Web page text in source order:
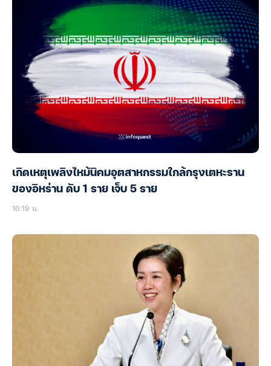
เกิดเหตุเพลิงไหม้นิคมอุตสาหกรรมใกล้กรุงเตหะราน
ของอิหร่าน ดับ 1 ราย เจ็บ 5 ราย
16:19 น.